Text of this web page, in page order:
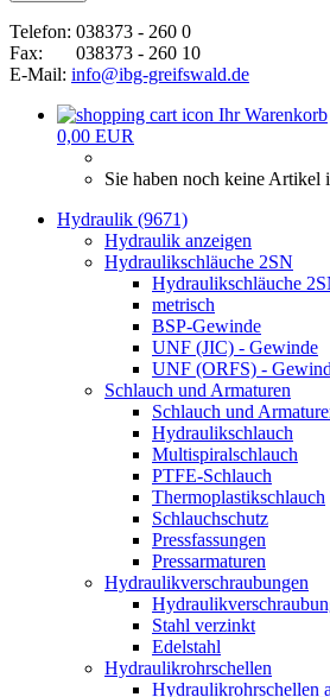
Telefon: 038373 - 260 0
Fax: 038373 - 260 10
E-Mail: info@ibg-greifswald.de
Ihr Warenkorb
0,00 EUR
Sie haben noch keine Artikel
Hydraulik (9671)
Hydraulik anzeigen
Hydraulikschläuche 2SN
Hydraulikschläuche
metrisch
BSP-Gewinde
UNF (JIC) - Gewinde
UNF (ORFS) -
Schlauch und Armaturen
Schlauch und
Hydraulikschlauch
Multispiralschlauch
PTFE-Schlauch
Thermoplastikschlauch
Schlauchschutz
Pressfassungen
Pressarmaturen
Hydraulikverschraubungen
Stahl verzinkt
Edelstahl
Hydraulikrohrschellen
Hydraulikrohrschellen